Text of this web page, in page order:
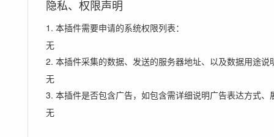
隐私、权限声明
1. 本插件需要申请的系统权限列表：
无
2. 本插件采集的数据、发送的服务器地址、以及数据用途说
无
3. 本插件是否包含广告，如包含需详细说明广告表达方式、
无